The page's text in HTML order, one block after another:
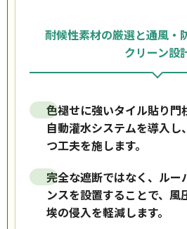
耐候性素材の厳選と通風・
クリーン設
色褪せに強いタイル貼り門
自動灌水システムを導入
つ工夫を施します。
完全な遮断ではなく、ルー
ンスを設置することで、風
埃の侵入を軽減します。